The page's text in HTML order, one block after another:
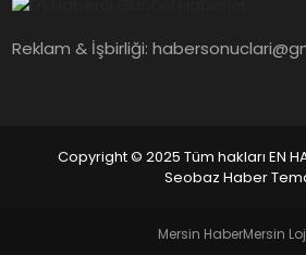
Reklam & İşbirliği:
Copyright © 2025 Tüm hakları EN
Seobaz Haber
Mersin HaberMersin